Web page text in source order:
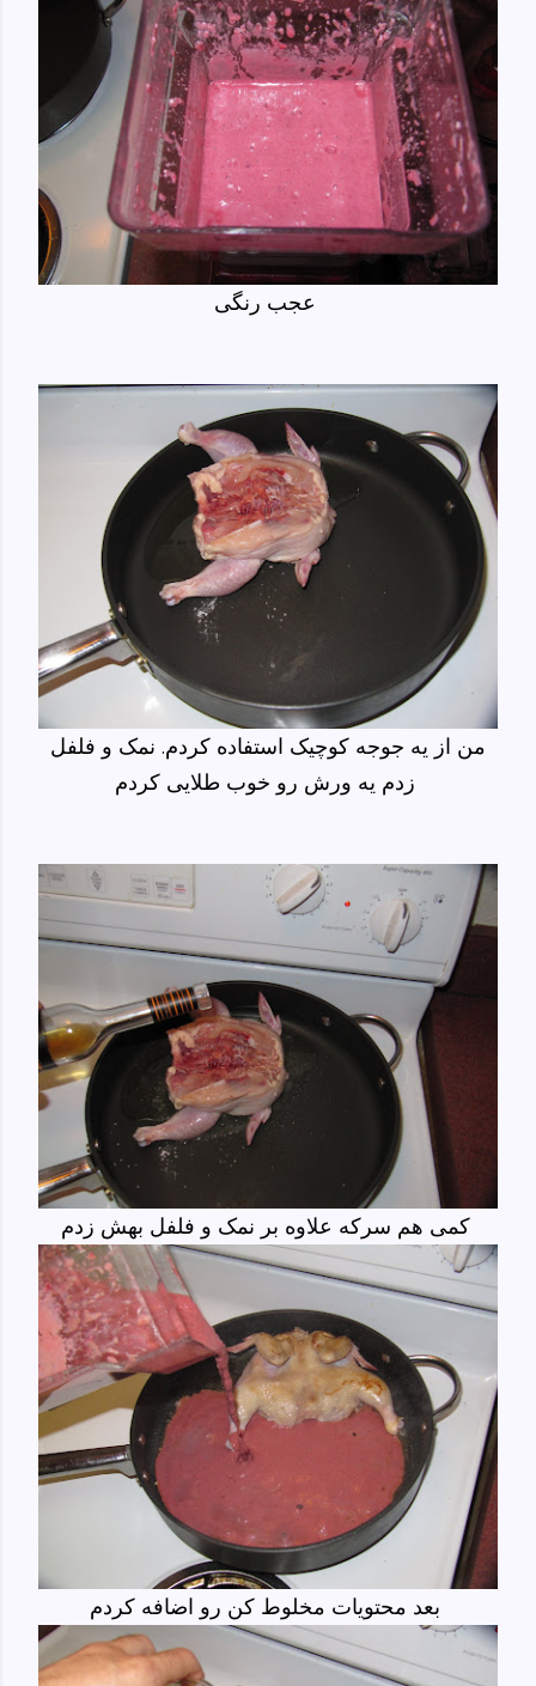
من از یه جوجه کوچیک استفاده کردم. نمک و فلفل
کمی هم سرکه علاوه بر نمک و فلفل بهش زدم